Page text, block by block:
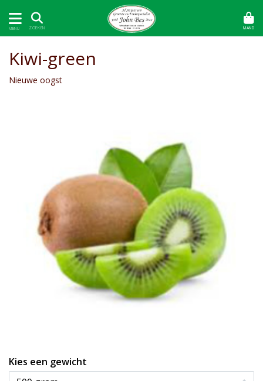
MENU ZOEKEN MAND
Kiwi-green
Nieuwe oogst
Kies een gewicht